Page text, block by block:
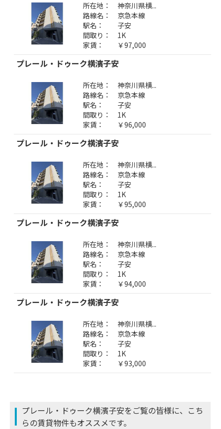
所在地：
神奈川県横...
路線名：
京急本線
駅名：
子安
間取り：
1K
家賃：
￥97,000
プレール・ドゥーク横濱子安
所在地：
神奈川県横...
路線名：
京急本線
駅名：
子安
間取り：
1K
家賃：
￥96,000
プレール・ドゥーク横濱子安
所在地：
神奈川県横...
路線名：
京急本線
駅名：
子安
間取り：
1K
家賃：
￥95,000
プレール・ドゥーク横濱子安
所在地：
神奈川県横...
路線名：
京急本線
駅名：
子安
間取り：
1K
家賃：
￥94,000
プレール・ドゥーク横濱子安
所在地：
神奈川県横...
路線名：
京急本線
駅名：
子安
間取り：
1K
家賃：
￥93,000
プレール・ドゥーク横濱子安をご覧の皆様に、こち
らの賃貸物件もオススメです。